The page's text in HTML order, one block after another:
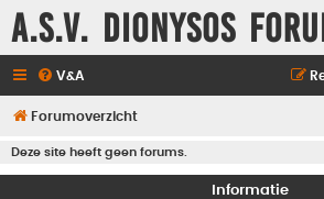
A.S.V. Dionysos
V&A
Forumoverzicht
Deze site heeft geen forums.
Informatie